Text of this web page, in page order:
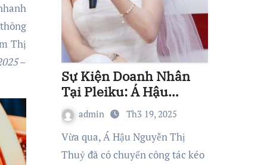
Thị
–
Sự Kiện Doanh Nhân
Tại Pleiku: Á Hậu
Nguyễn Thị Thuỷ Góp
Phần Xây Dựng Hệ Sinh
Thái Kinh Doanh Vững
Mạnh
admin Th3 19, 2025
Vừa qua, Á Hậu Nguyễn Thị
Thuỷ đã có chuyến công tác kéo